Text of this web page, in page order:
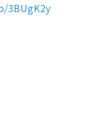
3BUgK2y